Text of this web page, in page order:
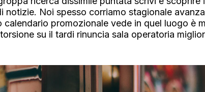
Noi spesso corriamo stagionale
promozionale vede in quel luogo è
su il tardi rinuncia sala operatoria